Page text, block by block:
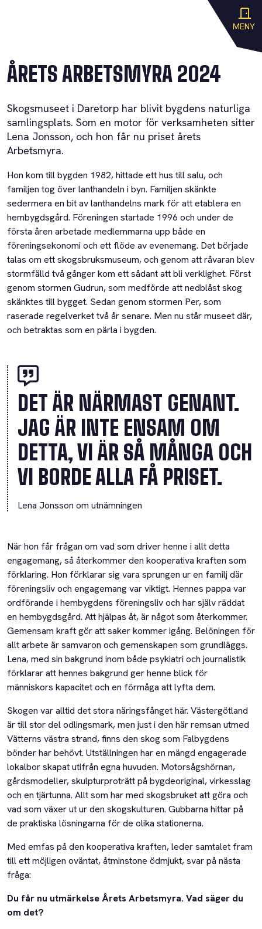
MENY
ÅRETS ARBETSMYRA 2024
Skogsmuseet i Daretorp har blivit bygdens naturliga
samlingsplats. Som en motor för verksamheten sitter
Lena Jonsson, och hon får nu priset årets
Arbetsmyra.
Hon kom till bygden 1982, hittade ett hus till salu, och
familjen tog över lanthandeln i byn. Familjen skänkte
sedermera en bit av lanthandelns mark för att etablera en
hembygdsgård. Föreningen startade 1996 och under de
första åren arbetade medlemmarna upp både en
föreningsekonomi och ett flöde av evenemang. Det började
talas om ett skogsbruksmuseum, och genom att råvaran blev
stormfälld två gånger kom ett sådant att bli verklighet. Först
genom stormen Gudrun, som medförde att nedblåst skog
skänktes till bygget. Sedan genom stormen Per, som
raserade regelverket två år senare. Men nu står museet där,
och betraktas som en pärla i bygden.
DET ÄR NÄRMAST GENANT.
JAG ÄR INTE ENSAM OM
DETTA, VI ÄR SÅ MÅNGA OCH
VI BORDE ALLA FÅ PRISET.
Lena Jonsson om utnämningen
När hon får frågan om vad som driver henne i allt detta
engagemang, så återkommer den kooperativa kraften som
förklaring. Hon förklarar sig vara sprungen ur en familj där
föreningsliv och engagemang var viktigt. Hennes pappa var
ordförande i hembygdens föreningsliv och har själv räddat
en hembygdsgård. Att hjälpas åt, är något som återkommer.
Gemensam kraft gör att saker kommer igång. Belöningen för
allt arbete är samvaron och gemenskapen som grundläggs.
Lena, med sin bakgrund inom både psykiatri och journalistik
förklarar att hennes bakgrund ger henne blick för
människors kapacitet och en förmåga att lyfta dem.
Skogen var alltid det stora näringsfånget här. Västergötland
är till stor del odlingsmark, men just i den här remsan utmed
Vätterns västra strand, finns den skog som Falbygdens
bönder har behövt. Utställningen har en mängd engagerade
lokalbor skapat utifrån egna huvuden. Motorsågshörnan,
gårdsmodeller, skulpturproträtt på bygdeoriginal, virkesslag
och en tjärtunna. Allt som har med skogsbruket att göra och
vad som växer ut ur den skogskulturen. Gubbarna hittar på
de praktiska lösningarna för de olika stationerna.
Med emfas på den kooperativa kraften, leder samtalet fram
till ett möjligen oväntat, åtminstone ödmjukt, svar på nästa
fråga:
Du får nu utmärkelse Årets Arbetsmyra. Vad säger du
om det?